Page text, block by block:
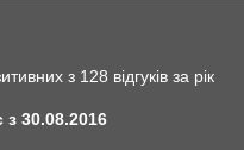
з 128 відгуків за рік
30.08.2016